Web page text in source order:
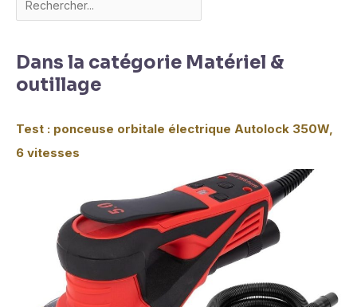
Dans la catégorie Matériel &
outillage
Test : ponceuse orbitale électrique Autolock 350W,
6 vitesses